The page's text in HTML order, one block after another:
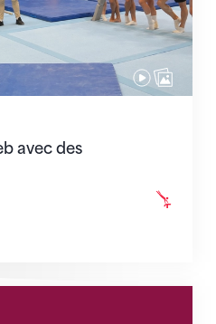
avec des
dès le 1er août